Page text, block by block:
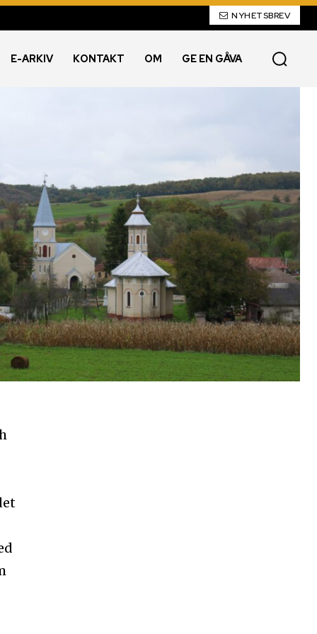
NYHETSBREV
E-ARKIV KONTAKT OM GE EN GÅVA